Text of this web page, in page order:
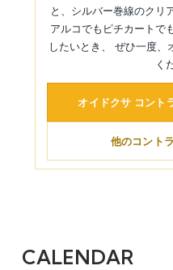
と、シルバー巻線のクリ
アルコでもピチカートで
したいとき、 ぜひ一度、
く
オイドクサ コント
他のコント
CALENDAR